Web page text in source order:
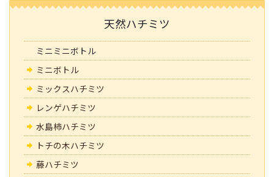
天然ハチミツ
ミニミニボトル
ミニボトル
ミックスハチミツ
レンゲハチミツ
水島柿ハチミツ
トチの木ハチミツ
藤ハチミツ